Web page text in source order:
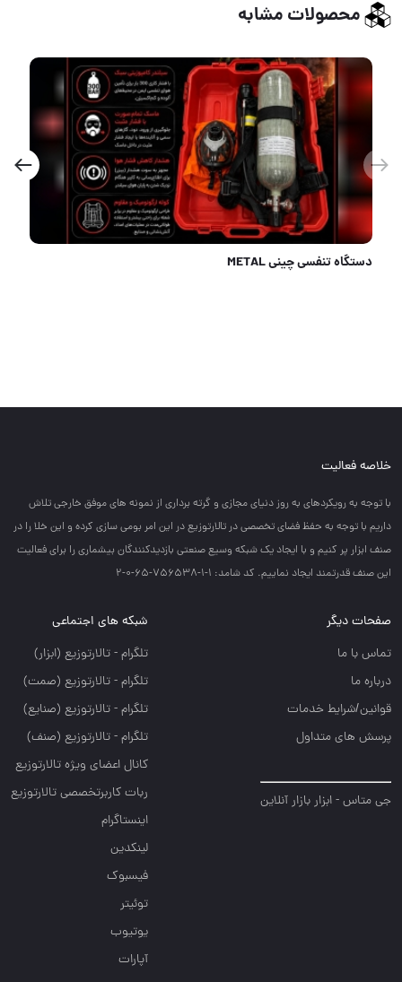
محصولات مشابه
خلاصه فعالیت
با توجه به رويكردهاي به روز دنياي مجازي و گرته برداري از نمونه هاي موفق خارجي تلاش
داريم با توجه به حفظ فضاي تخصصي در تالارتوزيع در اين امر بومي سازي كرده و اين خلا را در
صنف ابزار پر كنيم و با ايجاد يك شبكه وسيع صنعتي بازديدكنندگان بيشماري را براي فعاليت
اين صنف قدرتمند ايجاد نماييم. کد شامد: 1-1-756538-65-0-2
صفحات دیگر
تماس با ما
درباره ما
قوانین/شرایط خدمات
پرسش های متداول
جی متاس - ابزار بازار آنلاین
شبکه های اجتماعی
تلگرام - تالارتوزيع (ابزار)
تلگرام - تالارتوزيع (صمت)
تلگرام - تالارتوزيع (صنايع)
تلگرام - تالارتوزیع (صنف)
کانال اعضای ویژه تالارتوزیع
ربات کاربرتخصصی تالارتوزیع
اینستاگرام
لینکدین
فیسبوک
توئیتر
یوتیوب
آپارات